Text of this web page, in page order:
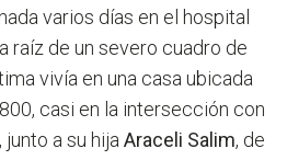
varios días en el hospital
raíz de un severo cuadro de
vivía en una casa ubicada
casi en la intersección con
a su hija Araceli Salim, de